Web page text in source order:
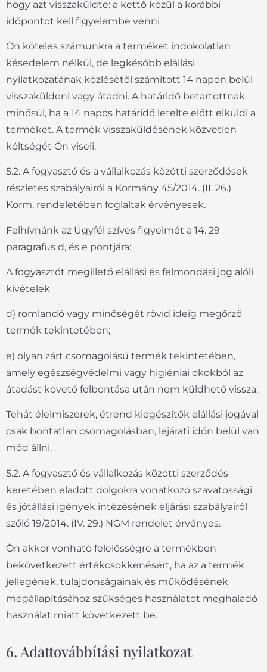
hogy azt visszaküldte: a kettő közül a korábbi
időpontot kell figyelembe venni
Ön köteles számunkra a terméket indokolatlan
késedelem nélkül, de legkésőbb elállási
nyilatkozatának közlésétől számított 14 napon belül
visszaküldeni vagy átadni. A határidő betartottnak
minősül, ha a 14 napos határidő letelte előtt elküldi a
terméket. A termék visszaküldésének közvetlen
költségét Ön viseli.
5.2. A fogyasztó és a vállalkozás közötti szerződések
részletes szabályairól a Kormány 45/2014. (II. 26.)
Korm. rendeletében foglaltak érvényesek.
Felhívnánk az Ügyfél szíves figyelmét a 14. 29
paragrafus d, és e pontjára:
A fogyasztót megillető elállási és felmondási jog alóli
kivételek
d) romlandó vagy minőségét rövid ideig megőrző
termék tekintetében;
e) olyan zárt csomagolású termék tekintetében,
amely egészségvédelmi vagy higiéniai okokból az
átadást követő felbontása után nem küldhető vissza;
Tehát élelmiszerek, étrend kiegészítők elállási jogával
csak bontatlan csomagolásban, lejárati időn belül van
mód állni.
5.2. A fogyasztó és vállalkozás közötti szerződés
keretében eladott dolgokra vonatkozó szavatossági
és jótállási igények intézésének eljárási szabályairól
szóló 19/2014. (IV. 29.) NGM rendelet érvényes.
Ön akkor vonható felelősségre a termékben
bekövetkezett értékcsökkenésért, ha az a termék
jellegének, tulajdonságainak és működésének
megállapításához szükséges használatot meghaladó
használat miatt következett be.
6. Adattovábbítási nyilatkozat